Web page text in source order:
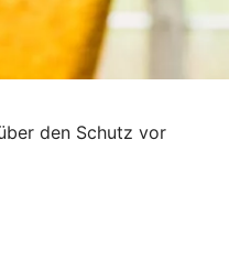
den Schutz vor